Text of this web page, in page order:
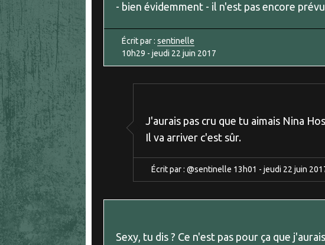
- bien évidemment - il n'est pas encore
Écrit par : sentinelle
10h29 - jeudi 22 juin 2017
J'aurais pas cru que tu aimais Nina
Il va arriver c'est sûr.
Écrit par : @sentinelle 13h01 - jeudi 22 juin
Sexy, tu dis ? Ce n'est pas pour ça que